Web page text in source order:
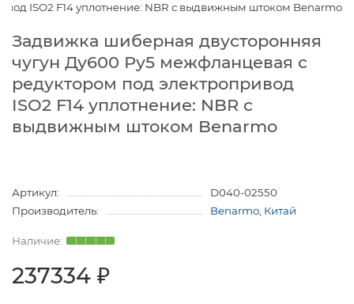
ISO2 F14 уплотнение: NBR с выдвижным штоком Benarmo
Задвижка шиберная двусторонняя
чугун Ду600 Ру5 межфланцевая с
редуктором под электропривод
ISO2 F14 уплотнение: NBR с
выдвижным штоком Benarmo
Артикул:
D040-02550
Производитель:
Benarmo, Китай
237334 ₽